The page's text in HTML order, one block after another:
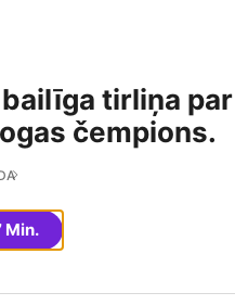
tirliņa par
čempions.
Min.